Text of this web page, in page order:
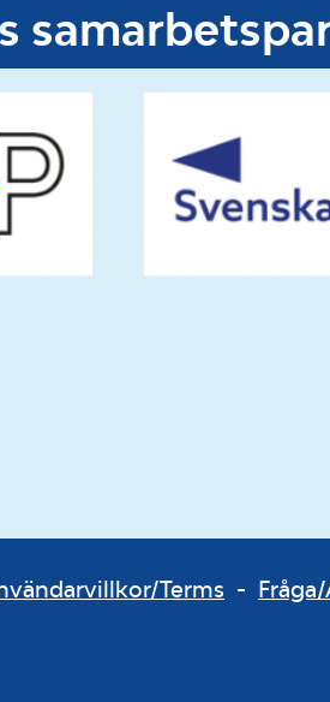
Terms -